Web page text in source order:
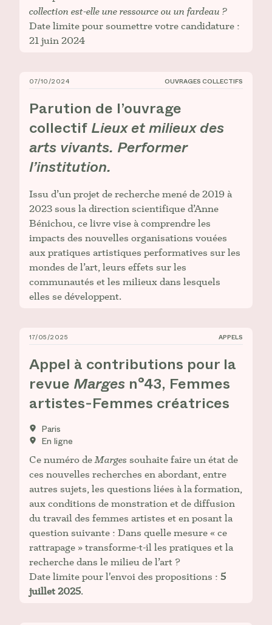
collection est-elle une ressource ou un fardeau ?
Date limite pour soumettre votre candidature :
21 juin 2024
Parution de l’ouvrage collectif _Lieux et milieux
07/10/2024 OUVRAGES COLLECTIFS
Parution de l’ouvrage
collectif Lieux et milieux des
arts vivants. Performer
l’institution.
Issu d’un projet de recherche mené de 2019 à
2023 sous la direction scientifique d’Anne
Bénichou, ce livre vise à comprendre les
impacts des nouvelles organisations vouées
aux pratiques artistiques performatives sur les
mondes de l’art, leurs effets sur les
communautés et les milieux dans lesquels
elles se développent.
Appel à contributions pour la revue _Marges_ n°43,
17/05/2025 APPELS
Appel à contributions pour la
revue Marges n°43, Femmes
artistes-Femmes créatrices
Paris
En ligne
Ce numéro deMarges souhaite faire un état de
ces nouvelles recherches en abordant, entre
autres sujets, les questions liées à la formation,
aux conditions de monstration et de diffusion
du travail des femmes artistes et en posant la
question suivante : Dans quelle mesure « ce
rattrapage » transforme-t-il les pratiques et la
recherche dans le milieu de l’art ?
Date limite pour l'envoi des propositions : 5
juillet 2025.